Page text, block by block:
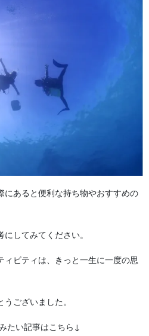
にあると便利な持ち物やおすすめの
してみてください。
ビティは、きっと一生に一度の思
ございました。
たい記事はこちら↓